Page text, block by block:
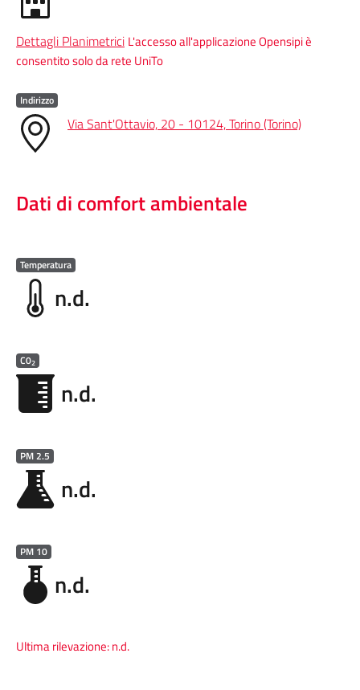
Dettagli Planimetrici L'accesso all'applicazione Opensipi è
consentito solo da rete UniTo
Indirizzo
Via Sant'Ottavio, 20 - 10124, Torino (Torino)
Dati di comfort ambientale
Temperatura
n.d.
C02
n.d.
PM 2.5
n.d.
PM 10
n.d.
Ultima rilevazione:n.d.